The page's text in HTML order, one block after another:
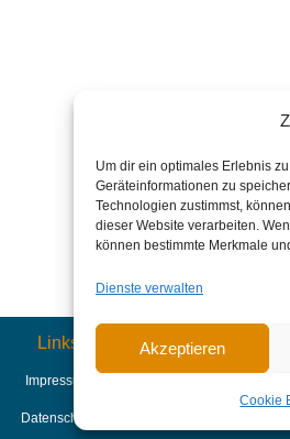
Um dir ein optimales Erlebnis
Geräteinformationen zu
Technologien zustimmst,
dieser Website verarbeiten.
können bestimmte Merkmale
Dienste verwalten
Akzeptieren
Cookie
Links
Impressum
Datenschutz
Cookie-